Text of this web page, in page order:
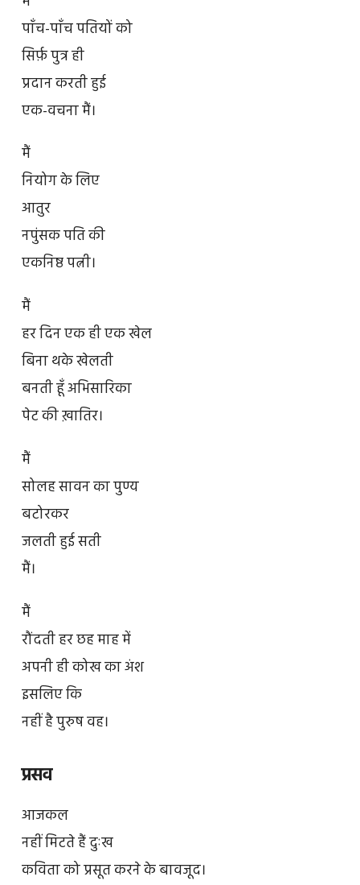
पाँच-पाँच पतियों को
सिर्फ़ पुत्र ही
प्रदान करती हुई
एक-वचना मैं।
मैं
नियोग के लिए
आतुर
नपुंसक पति की
एकनिष्ठ पत्नी।
मैं
हर दिन एक ही एक खेल
बिना थके खेलती
बनती हूँ अभिसारिका
पेट की ख़ातिर।
मैं
सोलह सावन का पुण्य
बटोरकर
जलती हुई सती
मैं।
मैं
रौंदती हर छह माह में
अपनी ही कोख का अंश
इसलिए कि
नहीं है पुरुष वह।
प्रसव
आजकल
नहीं मिटते हैं दुःख
कविता को प्रसूत करने के बावजूद।